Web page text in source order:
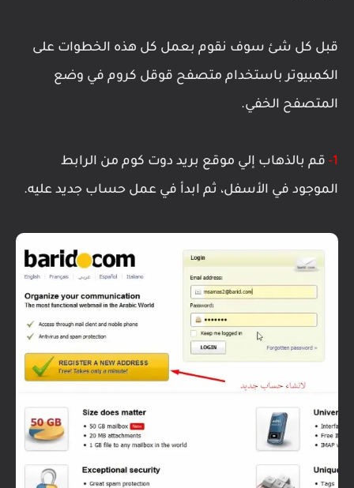
قبل كل شئ سوف نقوم بعمل كل هذه الخطوات على
الكمبيوتر باستخدام متصفح قوقل كروم في وضع
المتصفح الخفي.
1- قم بالذهاب إلي موقع بريد دوت كوم من الرابط
الموجود في الأسفل، ثم ابدأ في عمل حساب جديد عليه.